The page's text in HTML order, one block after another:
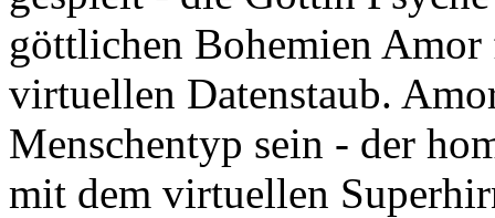
göttlichen Bohemien
virtuellen Datenstaub.
Menschentyp sein - der
mit dem virtuellen